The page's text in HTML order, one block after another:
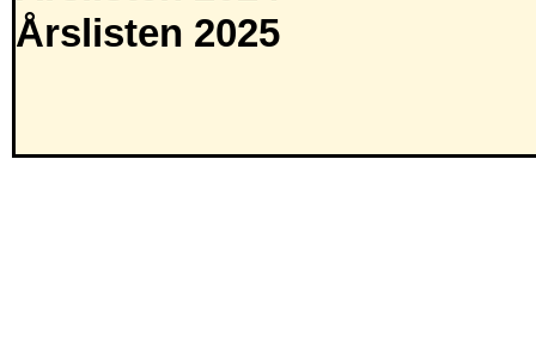
Årslisten 2025